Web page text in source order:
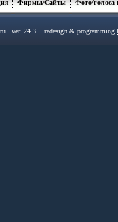
Фирмы/Сайты Фото/голоса
ver. 24.3 redesign & programming